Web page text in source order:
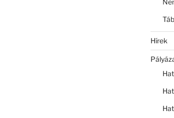
Hírek